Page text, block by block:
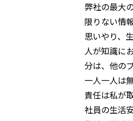
弊社の最大
限りない情
思いやり、
人が知識に
分は、他の
一人一人は
責任は私が取
社員の生活